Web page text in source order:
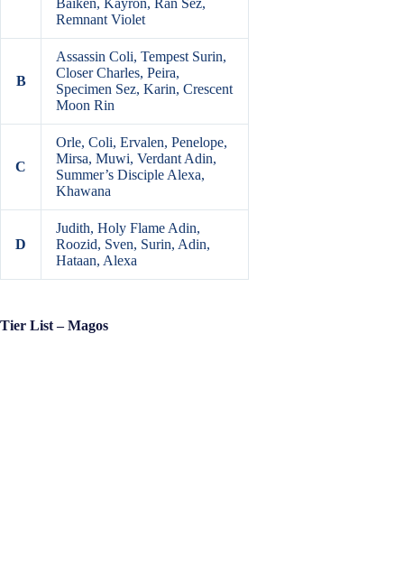
Baiken, Kayron, Ran Sez,
Remnant Violet
B
Assassin Coli, Tempest Surin,
Closer Charles, Peira,
Specimen Sez, Karin, Crescent
Moon Rin
C
Orle, Coli, Ervalen, Penelope,
Mirsa, Muwi, Verdant Adin,
Summer’s Disciple Alexa,
Khawana
D
Judith, Holy Flame Adin,
Roozid, Sven, Surin, Adin,
Hataan, Alexa
Tier List – Magos